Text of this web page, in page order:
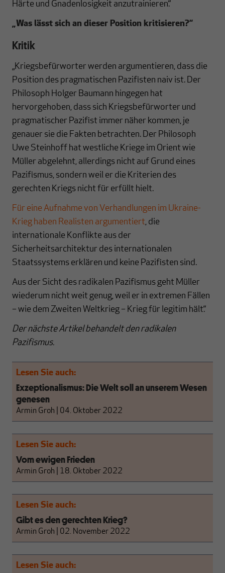
Härte und Gnadenlosigkeit anzutrainieren.“
„Was lässt sich an dieser Position kritisieren?“
Kritik
„Kriegsbefürworter werden argumentieren, dass die
Position des pragmatischen Pazifisten naiv ist. Der
Philosoph Holger Baumann hingegen hat
hervorgehoben, dass sich Kriegsbefürworter und
pragmatischer Pazifist immer näher kommen, je
genauer sie die Fakten betrachten. Der Philosoph
Uwe Steinhoff hat westliche Kriege im Orient wie
Müller abgelehnt, allerdings nicht auf Grund eines
Pazifismus, sondern weil er die Kriterien des
gerechten Kriegs nicht für erfüllt hielt.
Für eine Aufnahme von Verhandlungen im Ukraine-
Krieg haben Realisten argumentiert, die
internationale Konflikte aus der
Sicherheitsarchitektur des internationalen
Staatssystems erklären und keine Pazifisten sind.
Aus der Sicht des radikalen Pazifismus geht Müller
wiederum nicht weit genug, weil er in extremen Fällen
– wie dem Zweiten Weltkrieg – Krieg für legitim hält.“
Der nächste Artikel behandelt den radikalen
Pazifismus.
Lesen Sie auch:
Exzeptionalismus: Die Welt soll an unserem Wesen
genesen
Armin Groh 04. Oktober 2022
Lesen Sie auch:
Vom ewigen Frieden
Armin Groh 18. Oktober 2022
Lesen Sie auch:
Gibt es den gerechten Krieg?
Armin Groh 02. November 2022
Lesen Sie auch: